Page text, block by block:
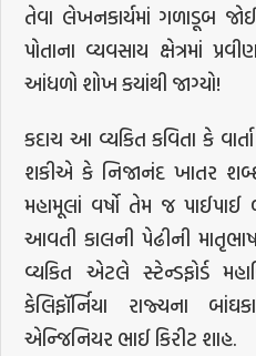
તેવા લેખનકાર્યમાં ગળાડૂબ
પોતાના વ્યવસાય ક્ષેત્રમાં
આંધળો શોખ કયાંથી જાગ્યો!
કદાચ આ વ્યકિત કવિતા કે
શકીએ કે નિજાનંદ ખાતર
મહામૂલાં વર્ષો તેમ જ
આવતી કાલની પેઢીની
વ્યકિત એટલે સ્ટેન્ડફોર્ડ
કેલિફૉર્નિયા રાજ્યના
એન્જિનિયર ભાઈ કિરીટ શાહ.